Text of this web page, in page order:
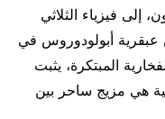
إلى فيزياء الثلاثي
عبقرية أبولودوروس في
المبتكرة، يثبت
هي مزيج ساحر بين